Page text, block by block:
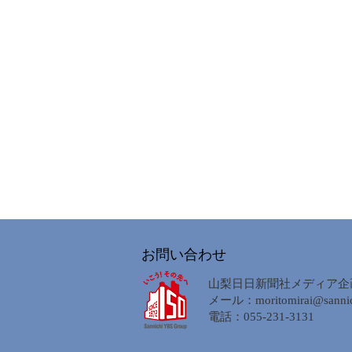
お問い合わせ
山梨日日新聞社メディア企
メール：
電話：055-231-3131